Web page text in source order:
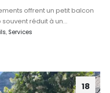
offrent un petit balcon
réduit à un...
,Services
18